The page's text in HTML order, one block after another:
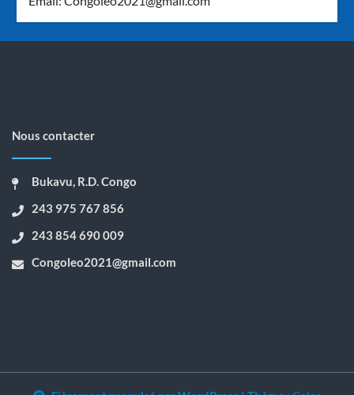
Nous contacter
Bukavu, R.D. Congo
243 975 767 856
243 854 690 009
Congoleo2021@gmail.com